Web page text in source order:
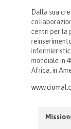
Dalla sua
centri per la
mondiale in
Africa, in